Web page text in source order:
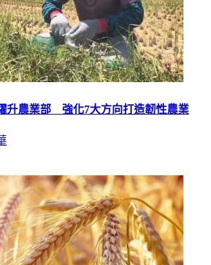
升農業部 強化7大方向打造韌性農業